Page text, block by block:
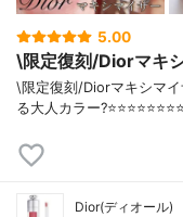
5.00
\限定復刻/Diorマキ
\限定復刻/Diorマキシマ
る大人カラー
Dior(ディオール)